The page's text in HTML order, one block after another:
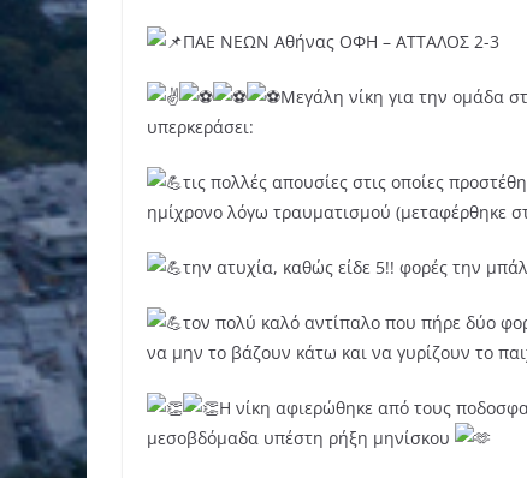
ΠΑΕ ΝΕΩΝ Αθήνας ΟΦΗ – ΑΤΤΑΛΟΣ 2-3
Μεγάλη νίκη για την ομάδα
υπερκεράσει:
τις πολλές απουσίες στις οποίες
ημίχρονο λόγω τραυματισμού (μεταφέρθηκε
την ατυχία, καθώς είδε 5!! φορές την
τον πολύ καλό αντίπαλο που πήρε δύο
να μην το βάζουν κάτω και να γυρίζουν το
Η νίκη αφιερώθηκε από τους
μεσοβδόμαδα υπέστη ρήξη μηνίσκου